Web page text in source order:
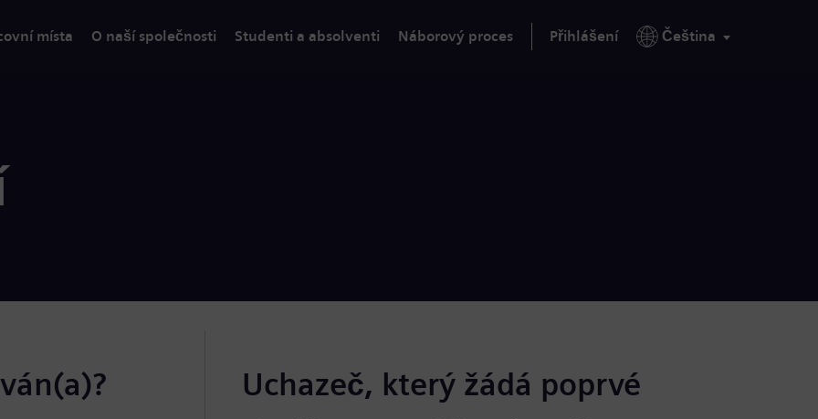
místa O naší společnosti Studenti a absolventi Náborový proces Přihlášení Čeština
Uchazeč, který žádá poprvé